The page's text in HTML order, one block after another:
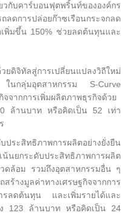
กับคาร์บอนฟุตพริ้นท์ขององค์กร
ดการปล่อยก๊าซเรือนกระจกลด
เพิ่มขึ้น 150% ช่วยลดต้นทุนและ
ดิจิทัลสู่การเปลี่ยนแปลงวิถีใหม่
นกลุ่มอุตสาหกรรม S-Curve
จากการเพิ่มผลิตภาพธุรกิจด้วย
ล้านบาท หรือคิดเป็น 52 เท่า
สิทธิภาพการผลิตอย่างยั่งยืน
น้นยกระดับประสิทธิภาพการผลิต
ดล้อม รวมถึงอุตสาหกรรมอื่น ๆ
ร้างมูลค่าทางเศรษฐกิจจากการ
ลดต้นทุน และเพิ่มรายได้และ
ง 123 ล้านบาท หรือคิดเป็น 24